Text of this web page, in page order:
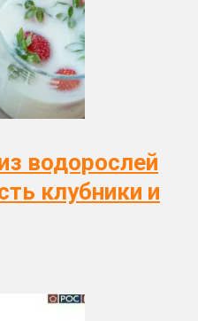
водорослей
клубники и